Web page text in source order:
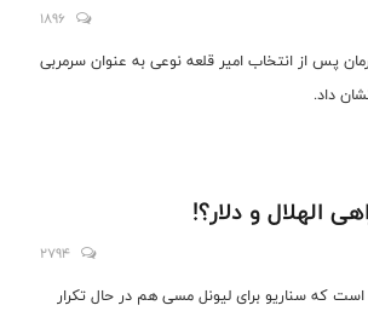
1896
پس از انتخاب امیر قلعه نوعی به عنوان سرمربی
داد.
الهلال و دلار؟!
2794
است که سناریو برای لیونل مسی هم در حال تکرار